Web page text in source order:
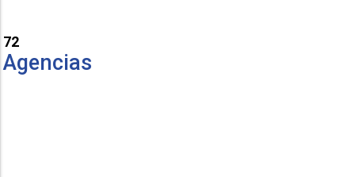
72
Agencias